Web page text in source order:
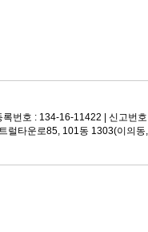
록번호 : 134-16-11422 | 신고번
럴타운로85, 101동 1303(이의